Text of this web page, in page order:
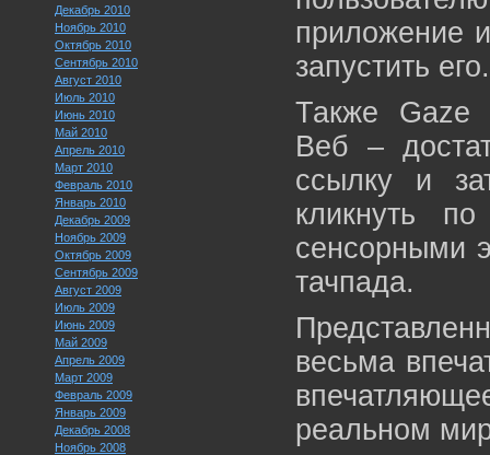
Декабрь 2010
Ноябрь 2010
Октябрь 2010
Сентябрь 2010
Август 2010
Июль 2010
Июнь 2010
Май 2010
Апрель 2010
Март 2010
Февраль 2010
Январь 2010
Декабрь 2009
Ноябрь 2009
Октябрь 2009
Сентябрь 2009
Август 2009
Июль 2009
Июнь 2009
Май 2009
Апрель 2009
Март 2009
Февраль 2009
Январь 2009
Декабрь 2008
Ноябрь 2008
приложение
запустить его.
Также Gaze
Веб –
ссылку и
кликнуть
сенсорными
тачпада.
весьма
реальном